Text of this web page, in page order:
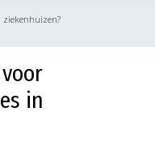
in